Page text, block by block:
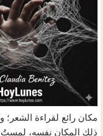
مكان رائع لقراءة الشعر؛
ذلك المكان نفسه، لمستُ